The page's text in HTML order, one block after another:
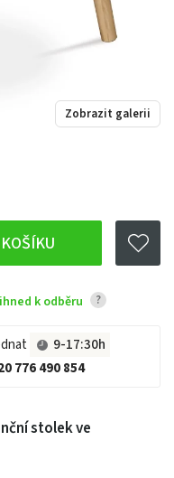
k odběru ?
9-17:30h
776 490 854
Zobrazit galerii
stolek ve